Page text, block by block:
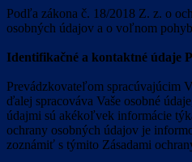
Podľa zákona č. 18/2018 Z. z. o
osobných údajov a o voľnom
Identifikačné a kontaktné údaje
Prevádzkovateľom spracúvajúcim
ďalej spracováva Vaše osobné
údajmi sú akékoľvek informácie
ochrany osobných údajov je
zoznámiť s týmito Zásadami